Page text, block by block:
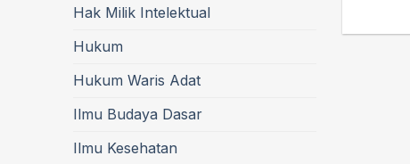
Hak Milik Intelektual
Hukum
Hukum Waris Adat
Ilmu Budaya Dasar
Ilmu Kesehatan